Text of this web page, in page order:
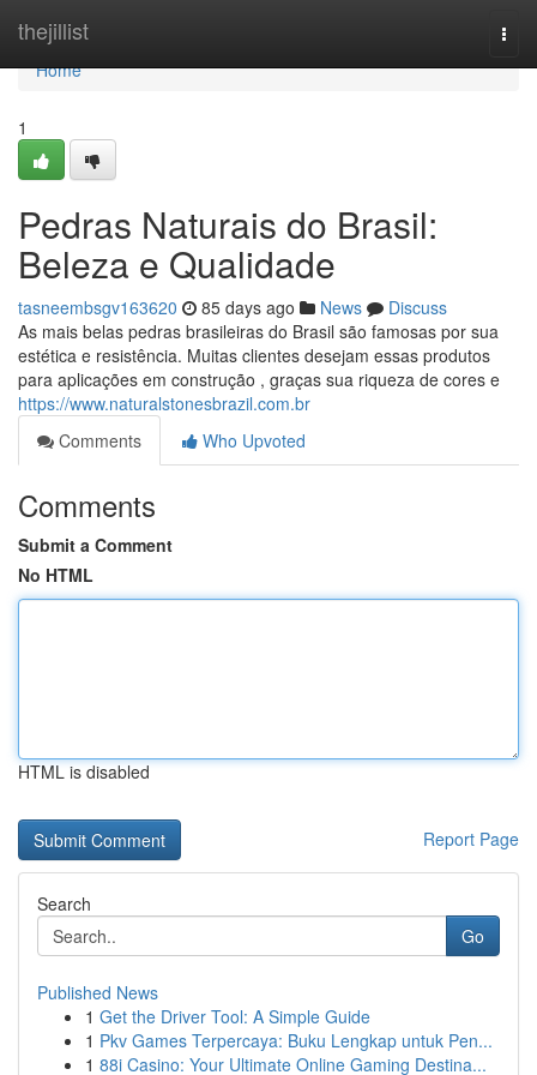
thejillist
Home
Home
1
Pedras Naturais do Brasil:
Beleza e Qualidade
tasneembsgv163620 85 days ago News
Discuss
As mais belas pedras brasileiras do Brasil são famosas por sua
estética e resistência. Muitas clientes desejam essas produtos
para aplicações em construção , graças sua riqueza de cores e
https://www.naturalstonesbrazil.com.br
Comments
Who Upvoted
Comments
Submit a Comment
No HTML
HTML is disabled
Report Page
Search
Go
Published News
1 Get the Driver Tool: A Simple Guide
1 Pkv Games Terpercaya: Buku Lengkap untuk Pen...
1 88i Casino: Your Ultimate Online Gaming Destina...